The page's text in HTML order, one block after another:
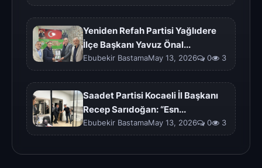
Yeniden Refah Partisi Yağlıdere
İlçe Başkanı Yavuz Önal...
Ebubekir BastamaMay 13, 2026 0 3
Saadet Partisi Kocaeli İl Başkanı
Recep Sarıdoğan: “Esn...
Ebubekir BastamaMay 13, 2026 0 3